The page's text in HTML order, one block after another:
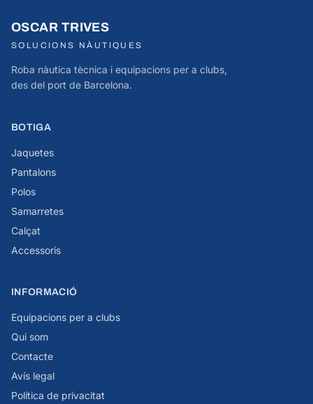
OSCAR TRIVES
SOLUCIONS NÀUTIQUES
Roba nàutica tècnica i equipacions per a clubs,
des del port de Barcelona.
BOTIGA
Jaquetes
Pantalons
Polos
Samarretes
Calçat
Accessoris
INFORMACIÓ
Equipacions per a clubs
Qui som
Contacte
Avís legal
Política de privacitat